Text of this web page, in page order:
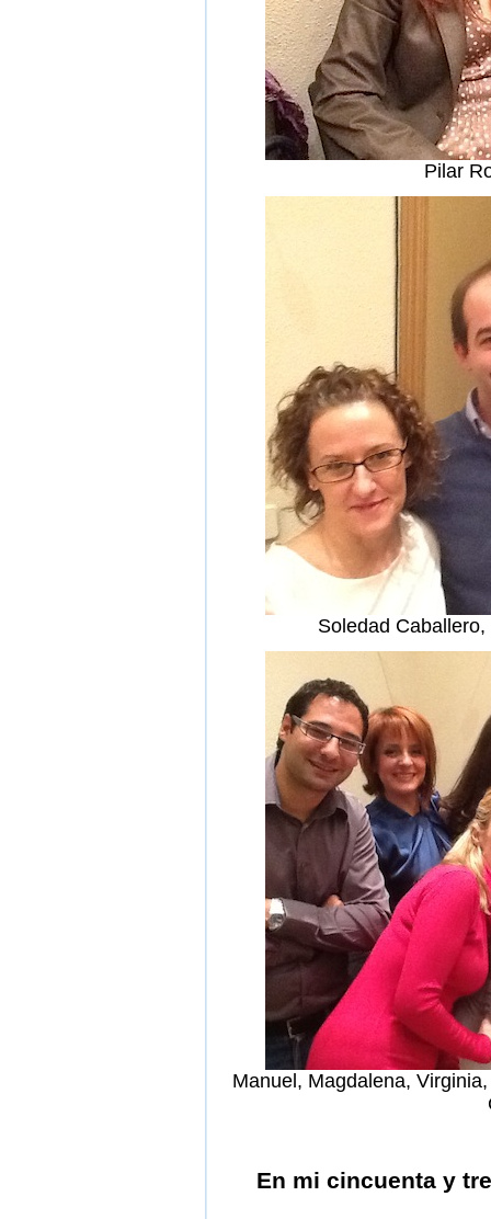
Pilar
Soledad
Manuel, Magdalena,
En mi cincuenta y